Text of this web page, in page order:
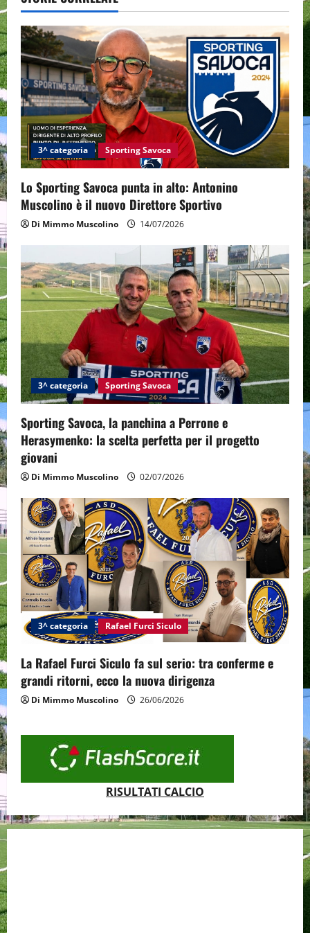
v
i
g
a
t
i
o
n
3^ categoria Sporting Savoca
Lo Sporting Savoca punta in alto: Antonino
Muscolino è il nuovo Direttore Sportivo
Di Mimmo Muscolino 14/07/2026
3^ categoria Sporting Savoca
Sporting Savoca, la panchina a Perrone e
Herasymenko: la scelta perfetta per il progetto
giovani
Di Mimmo Muscolino 02/07/2026
3^ categoria Rafael Furci Siculo
La Rafael Furci Siculo fa sul serio: tra conferme e
grandi ritorni, ecco la nuova dirigenza
Di Mimmo Muscolino 26/06/2026
RISULTATI CALCIO